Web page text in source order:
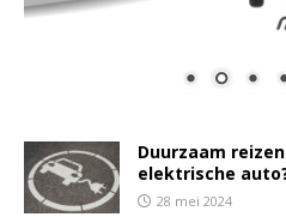
Duurzaam
elektrische
28 mei 2024